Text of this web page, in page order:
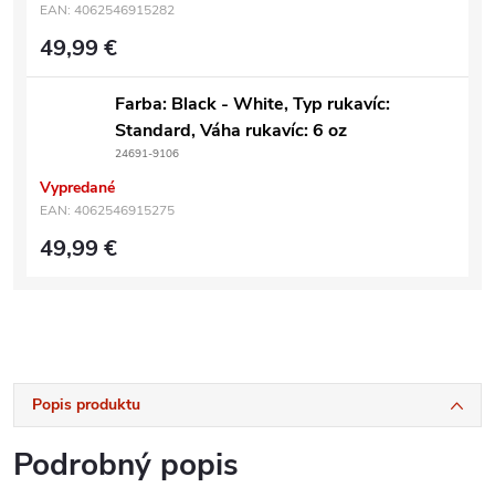
EAN: 4062546915282
49,99 €
Farba: Black - White, Typ rukavíc:
Standard, Váha rukavíc: 6 oz
24691-9106
Vypredané
EAN: 4062546915275
49,99 €
Popis produktu
Podrobný popis